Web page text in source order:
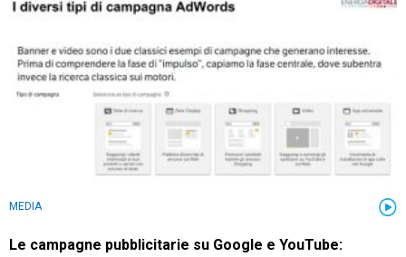
MEDIA
Le campagne pubblicitarie su Google e YouTube: